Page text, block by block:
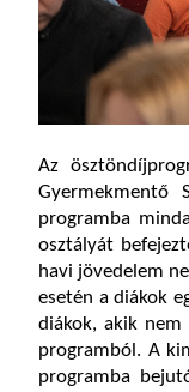
Az
Gyermekmentő
programba
osztályát
havi jövedelem
esetén a diákok
diákok, akik
programból. A
programba